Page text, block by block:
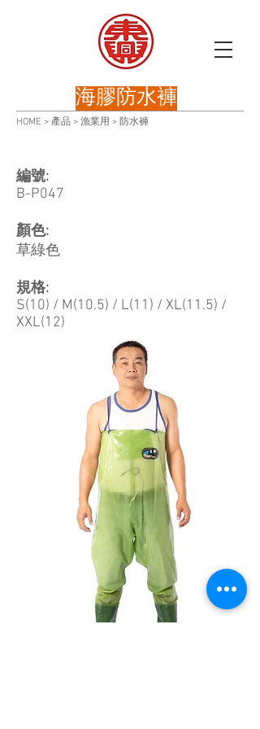
海膠防水褲
HOME > 產品 > 漁業用 > 防水褲
編號:
​B-P047
顏色:
草綠色
規格:
S(10) / M(10.5) / L(11) / XL(11.5) /
XXL(12)